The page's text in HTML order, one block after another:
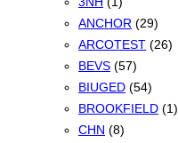
ANCHOR (29)
ARCOTEST (26)
BEVS (57)
BIUGED (54)
BROOKFIELD (1)
CHN (8)